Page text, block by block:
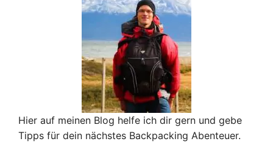
Hier auf meinen Blog helfe ich dir gern und gebe
Tipps für dein nächstes Backpacking Abenteuer.